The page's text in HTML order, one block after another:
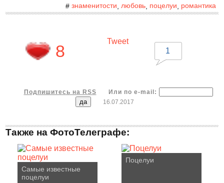
# знаменитости любовь, поцелуи романтика
8
Tweet
1
Подпишитесь на RSS
Или по e-mail:
16.07.2017
Также на ФотоТелеграфе:
Cамые известные
поцелуи
Поцелуи